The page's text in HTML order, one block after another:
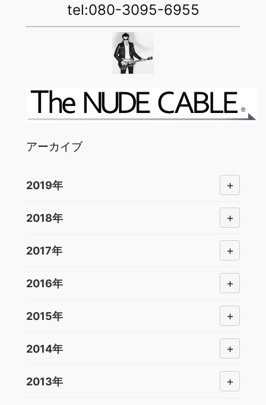
tel:080-3095-6955
アーカイブ
2019年 +
2018年 +
2017年 +
2016年 +
2015年 +
2014年 +
2013年 +